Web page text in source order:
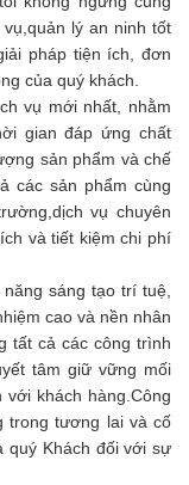
lý an ninh tốt
pháp tiện ích, đơn
của quý khách.
vụ mới nhất, nhằm
gian đáp ứng chất
sản phẩm và chế
các sản phẩm cùng
vụ chuyên
và tiết kiệm chi phí
sáng tạo trí tuệ,
cao và nền nhân
tất cả các công trình
tâm giữ vững mối
khách hàng.Công
trong tương lai và cố
quý Khách đối với sự